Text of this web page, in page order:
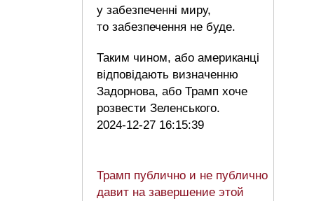
у забезпеченні миру,
то забезпечення не буде.
Таким чином, або американці
відповідають визначенню
Задорнова, або Трамп хоче
розвести Зеленського.
2024-12-27 16:15:39
Трамп публично и не публично
давит на завершение этой